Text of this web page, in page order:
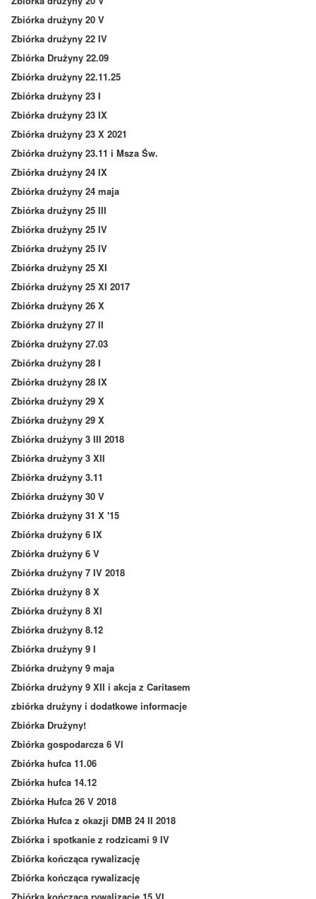
Zbiórka drużyny 20 V
Zbiórka drużyny 22 IV
Zbiórka Drużyny 22.09
Zbiórka drużyny 22.11.25
Zbiórka drużyny 23 I
Zbiórka drużyny 23 IX
Zbiórka drużyny 23 X 2021
Zbiórka drużyny 23.11 i Msza Św.
Zbiórka drużyny 24 IX
Zbiórka drużyny 24 maja
Zbiórka drużyny 25 III
Zbiórka drużyny 25 IV
Zbiórka drużyny 25 IV
Zbiórka drużyny 25 XI
Zbiórka drużyny 25 XI 2017
Zbiórka drużyny 26 X
Zbiórka drużyny 27 II
Zbiórka drużyny 27.03
Zbiórka drużyny 28 I
Zbiórka drużyny 28 IX
Zbiórka drużyny 29 X
Zbiórka drużyny 29 X
Zbiórka drużyny 3 III 2018
Zbiórka drużyny 3 XII
Zbiórka drużyny 3.11
Zbiórka drużyny 30 V
Zbiórka drużyny 31 X '15
Zbiórka drużyny 6 IX
Zbiórka drużyny 6 V
Zbiórka drużyny 7 IV 2018
Zbiórka drużyny 8 X
Zbiórka drużyny 8 XI
Zbiórka drużyny 8.12
Zbiórka drużyny 9 I
Zbiórka drużyny 9 maja
Zbiórka drużyny 9 XII i akcja z Caritasem
zbiórka drużyny i dodatkowe informacje
Zbiórka Drużyny!
Zbiórka gospodarcza 6 VI
Zbiórka hufca 11.06
Zbiórka hufca 14.12
Zbiórka Hufca 26 V 2018
Zbiórka Hufca z okazji DMB 24 II 2018
Zbiórka i spotkanie z rodzicami 9 IV
Zbiórka kończąca rywalizację
Zbiórka kończąca rywalizację